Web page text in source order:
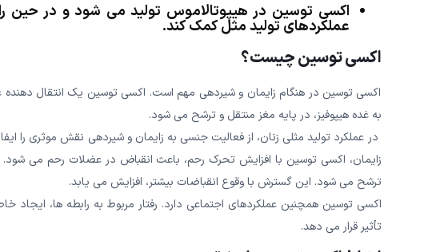
اکسی توسین در هیپوتالاموس تولید می شود و در حین
عملکردهای تولید مثل کمک کند.
اکسی توسین چیست؟
اکسی توسین در هنگام زایمان و شیردهی مهم است. اکسی توسین یک انتقال دهنده
به غده هیپوفیز، در پایه مغز منتقل و ترشح می شود.
در عملکرد تولید مثلی زنان، از فعالیت جنسی به زایمان و شیردهی نقش موثری
زایمان، اکسی توسین با افزایش تحرک رحم، باعث انقباض در عضلات رحم می
ترشح می شود. این گسترش با وقوع انقباضات بیشتر، افزایش می یابد.
اکسی توسین همچنین عملکردهای اجتماعی دارد. رفتار مربوط به رابطه ها، ایجاد
تأثیر قرار می دهد.